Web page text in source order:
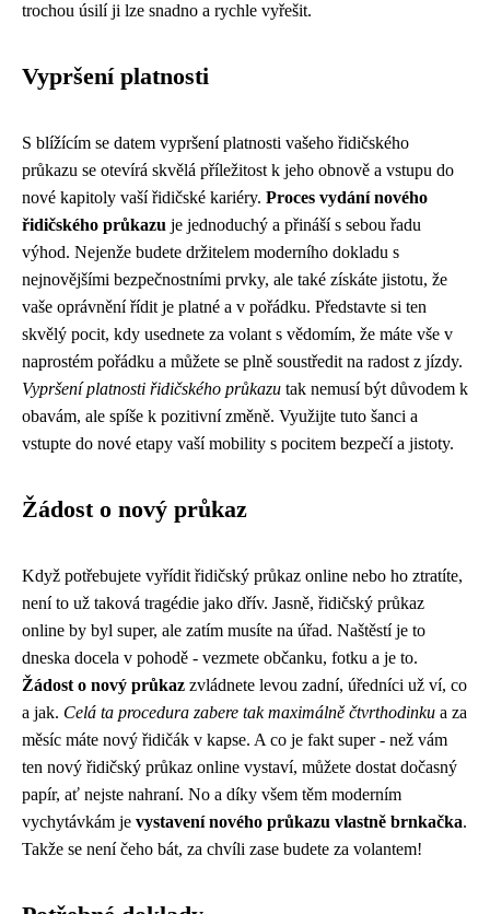
trochou úsilí ji lze snadno a rychle vyřešit.
Vypršení platnosti
S blížícím se datem vypršení platnosti vašeho řidičského
průkazu se otevírá skvělá příležitost k jeho obnově a vstupu do
nové kapitoly vaší řidičské kariéry. Proces vydání nového
řidičského průkazu je jednoduchý a přináší s sebou řadu
výhod. Nejenže budete držitelem moderního dokladu s
nejnovějšími bezpečnostními prvky, ale také získáte jistotu, že
vaše oprávnění řídit je platné a v pořádku. Představte si ten
skvělý pocit, kdy usednete za volant s vědomím, že máte vše v
naprostém pořádku a můžete se plně soustředit na radost z jízdy.
Vypršení platnosti řidičského průkazu tak nemusí být důvodem k
obavám, ale spíše k pozitivní změně. Využijte tuto šanci a
vstupte do nové etapy vaší mobility s pocitem bezpečí a jistoty.
Žádost o nový průkaz
Když potřebujete vyřídit řidičský průkaz online nebo ho ztratíte,
není to už taková tragédie jako dřív. Jasně, řidičský průkaz
online by byl super, ale zatím musíte na úřad. Naštěstí je to
dneska docela v pohodě - vezmete občanku, fotku a je to.
Žádost o nový průkaz zvládnete levou zadní, úředníci už ví, co
a jak. Celá ta procedura zabere tak maximálně čtvrthodinku a za
měsíc máte nový řidičák v kapse. A co je fakt super - než vám
ten nový řidičský průkaz online vystaví, můžete dostat dočasný
papír, ať nejste nahraní. No a díky všem těm moderním
vychytávkám je vystavení nového průkazu vlastně brnkačka.
Takže se není čeho bát, za chvíli zase budete za volantem!